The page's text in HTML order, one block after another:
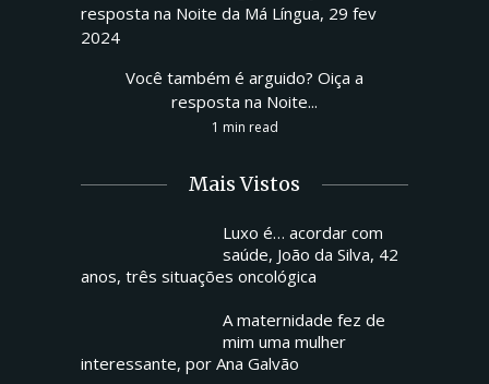
Você também é arguido? Oiça a
resposta na Noite...
1 min read
Mais Vistos
Luxo é… acordar com
saúde, João da Silva, 42
anos, três situações oncológica
A maternidade fez de
mim uma mulher
interessante, por Ana Galvão